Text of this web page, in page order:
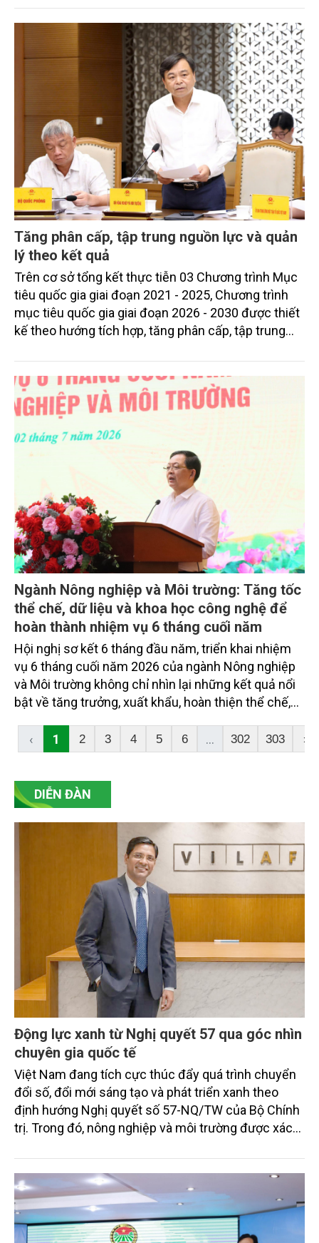
bền vững, thúc đẩy chuyển đổi xanh trong các
ngành kinh tế, phát huy vai trò của các hệ sinh thái
tự nhiên trong hấp thụ và lưu giữ carbon.
Tăng phân cấp, tập trung nguồn lực và quản
lý theo kết quả
Trên cơ sở tổng kết thực tiễn 03 Chương trình Mục
tiêu quốc gia giai đoạn 2021 - 2025, Chương trình
mục tiêu quốc gia giai đoạn 2026 - 2030 được thiết
kế theo hướng tích hợp, tăng phân cấp, tập trung
Ngành Nông nghiệp và Môi trường: Tăng tốc
thể chế, dữ liệu và khoa học công nghệ để
hoàn thành nhiệm vụ 6 tháng cuối năm
Hội nghị sơ kết 6 tháng đầu năm, triển khai nhiệm
vụ 6 tháng cuối năm 2026 của ngành Nông nghiệp
và Môi trường không chỉ nhìn lại những kết quả nổi
bật về tăng trưởng, xuất khẩu, hoàn thiện thể chế,
trình mục tiêu quốc gia, mà còn thẳng thắn nhận
diện các điểm nghẽn cần tập trung tháo gỡ trong
‹ 1 2 3 4 5 6 ... 302 303 ›
DIỄN ĐÀN
Động lực xanh từ Nghị quyết 57 qua góc nhìn
chuyên gia quốc tế
Việt Nam đang tích cực thúc đẩy quá trình chuyển
đổi số, đổi mới sáng tạo và phát triển xanh theo
định hướng Nghị quyết số 57-NQ/TW của Bộ Chính
trị. Trong đó, nông nghiệp và môi trường được xác
sắc bởi các tiến bộ công nghệ và cam kết bền vững
toàn cầu, đặc biệt là mục tiêu đưa phát thải ròng
bằng 0 (Net-Zero) vào năm 2050.